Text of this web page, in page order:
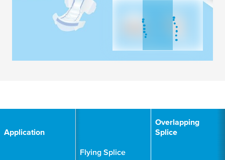
Application
Flying Splice
Overlapping
Splice